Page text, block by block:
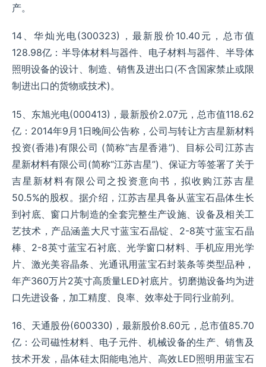
产。
14、华灿光电(300323)，最新股价10.40元，总市值
128.98亿：半导体材料与器件、电子材料与器件、半导体
照明设备的设计、制造、销售及进出口(不含国家禁止或限
制进出口的货物或技术)。
15、东旭光电(000413)，最新股价2.07元，总市值118.62
亿：2014年9月1日晚间公告称，公司与转让方吉星新材料
投资(香港)有限公司 (简称“吉星香港”)、目标公司江苏吉
星新材料有限公司(简称“江苏吉星”)、保证方等签署了关于
吉星新材料有限公司之投资意向书，拟收购江苏吉星
50.5%的股权。据介绍，江苏吉星具备从蓝宝石晶体生长
到衬底、窗口片制造的全套完整生产设施、设备及相关工
艺技术，产品涵盖大尺寸蓝宝石晶锭、2-8英寸蓝宝石晶
棒、2-8英寸蓝宝石衬底、光学窗口材料、手机应用光学
片、激光美容晶条、光通讯用蓝宝石封装条等类型品种，
年产360万片2英寸高质量LED衬底片。切磨抛设备均为进
口先进设备，加工精度、良率、效率处于同行业前列。
16、天通股份(600330)，最新股价8.60元，总市值85.70
亿：公司磁性材料、电子元件、机械设备的生产、销售及
技术开发，晶体硅太阳能电池片、高效LED照明用蓝宝石